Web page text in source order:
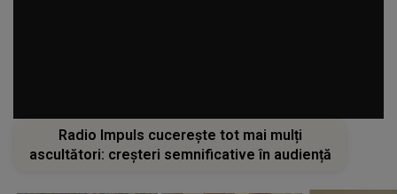
Radio Impuls cucerește tot mai mulți
ascultători: creșteri semnificative în audiență